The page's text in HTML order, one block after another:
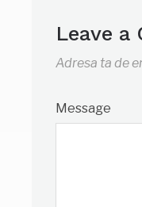
Leave a
Adresa ta de
Message